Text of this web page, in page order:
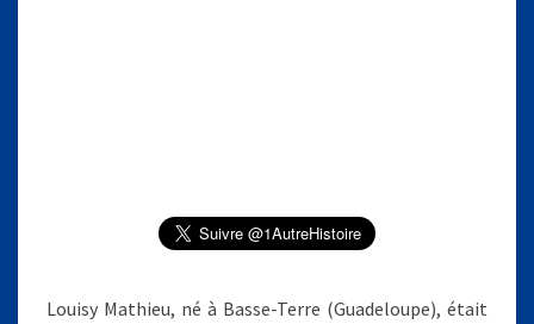
1
7
Louisy Mathieu, né à Basse-Terre (Guadeloupe), était